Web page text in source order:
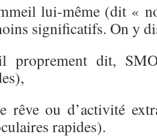
lui-même (dit «
significatifs. On y
proprement dit,
rêve ou d’activité
rapides).